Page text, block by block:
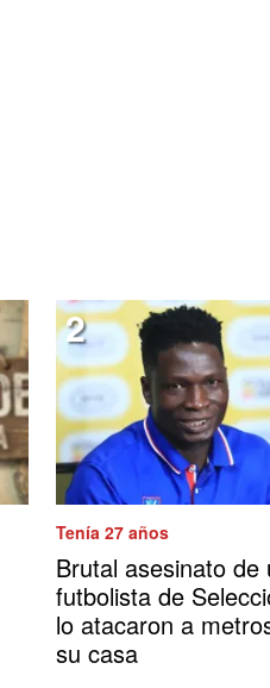
Tenía 27 años
Brutal asesinato de
futbolista de
lo atacaron a
su casa